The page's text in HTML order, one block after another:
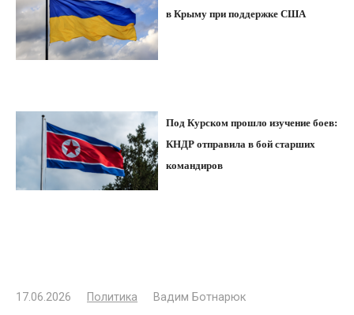
в Крыму при поддержке США
Под Курском прошло изучение боев:
КНДР отправила в бой старших
командиров
17.06.2026 Политика Вадим Ботнарюк